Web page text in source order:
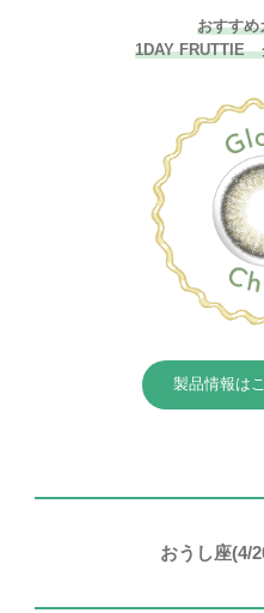
おすすめ
1DAY FRUTTIE
製品情報は
おうし座(4/